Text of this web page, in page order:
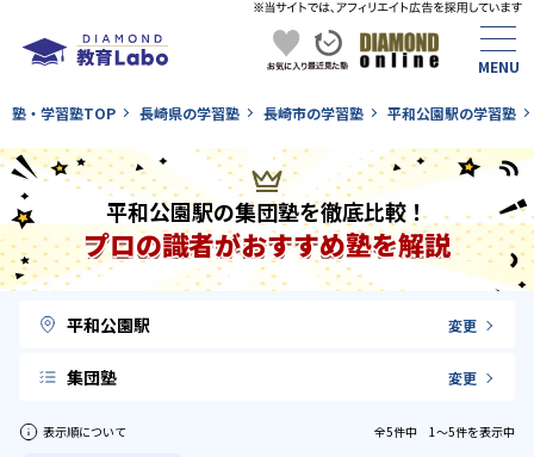
塾・学習塾TOP 長崎県の学習塾 長崎市の学習塾 平和公園駅の学習塾
平和公園駅の集団塾を徹底比較！
プロの識者がおすすめ塾を解説
平和公園駅 変更
集団塾 変更
表示順について 全5件中 1〜5件を表示中